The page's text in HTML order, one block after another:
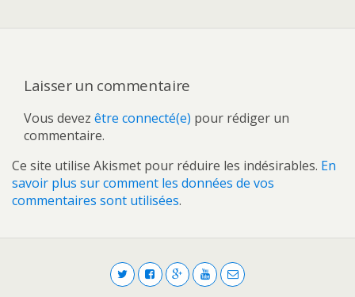
Laisser un commentaire
Vous devez être connecté(e) pour rédiger un
commentaire.
Ce site utilise Akismet pour réduire les indésirables. En
savoir plus sur comment les données de vos
commentaires sont utilisées.